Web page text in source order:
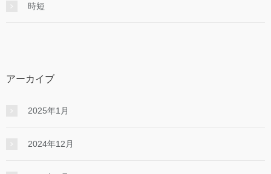
時短
アーカイブ
2025年1月
2024年12月